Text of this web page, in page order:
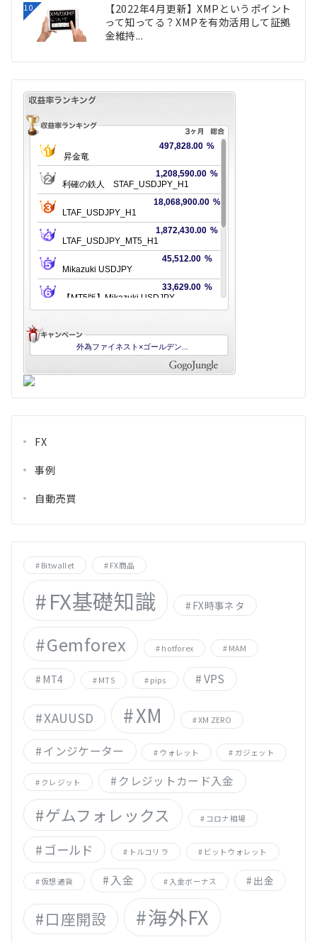
10
【2022年4月更新】XMPというポイント
って知ってる？XMPを有効活用して証拠
金維持...
FX
事例
自動売買
Bitwallet FX商品
FX基礎知識 FX時事ネタ
Gemforex hotforex MAM
MT4 MT5 pips VPS
XAUUSD XM XM ZERO
インジケーター ウォレット ガジェット
クレジット クレジットカード入金
ゲムフォレックス コロナ相場
ゴールド トルコリラ ビットウォレット
仮想通貨 入金 入金ボーナス 出金
口座開設 海外FX